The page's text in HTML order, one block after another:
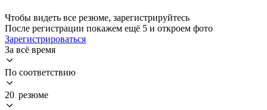
Чтобы видеть все резюме, зарегистрируйтесь
После регистрации покажем ещё 5 и откроем фото
Зарегистрироваться
За всё время
По соответствию
20 резюме